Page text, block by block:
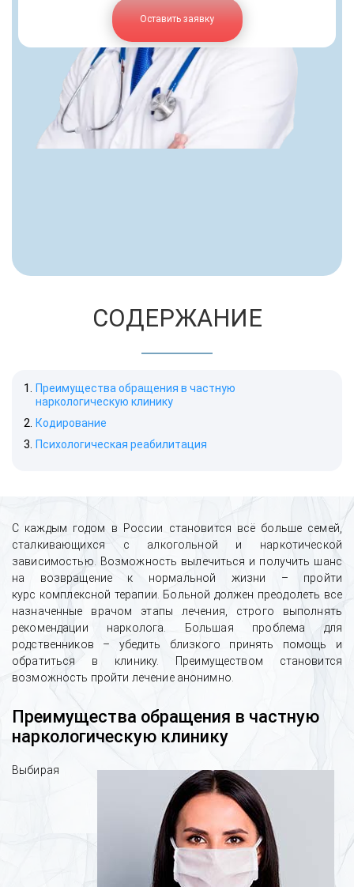
Оставить заявку
СОДЕРЖАНИЕ
Преимущества обращения в частную
наркологическую клинику
Кодирование
Психологическая реабилитация
С каждым годом в России становится всё больше семей,
сталкивающихся с алкогольной и наркотической
зависимостью. Возможность вылечиться и получить шанс
на возвращение к нормальной жизни – пройти
курс комплексной терапии. Больной должен преодолеть все
назначенные врачом этапы лечения, строго выполнять
рекомендации нарколога. Большая проблема для
родственников – убедить близкого принять помощь и
обратиться в клинику. Преимуществом становится
возможность пройти лечение анонимно.
Преимущества обращения в частную
наркологическую клинику
Выбирая